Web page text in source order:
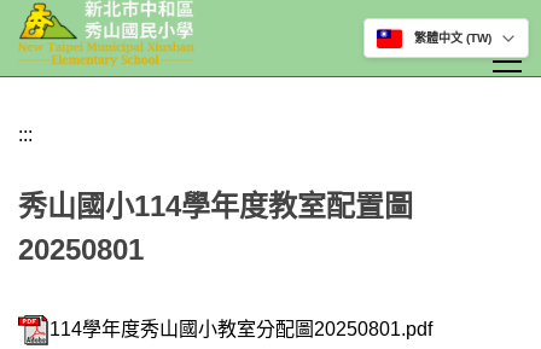
到
要
內
容
選擇網站語言
:::
秀山國小114學年度教室配置圖
20250801
114學年度秀山國小教室分配圖20250801.pdf